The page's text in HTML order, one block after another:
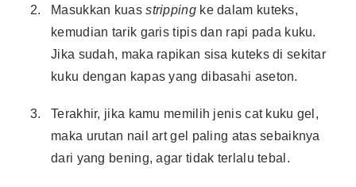
Masukkan kuasstrippingke dalam kuteks,
kemudian tarik garis tipis dan rapi pada kuku.
Jika sudah, maka rapikan sisa kuteks di sekitar
kuku dengan kapas yang dibasahi aseton.
Terakhir, jika kamu memilih jenis cat kuku gel,
maka urutan nail art gel paling atas sebaiknya
dari yang bening, agar tidak terlalu tebal.